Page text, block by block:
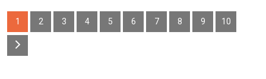
1 2 3 4 5 6 7 8 9 10